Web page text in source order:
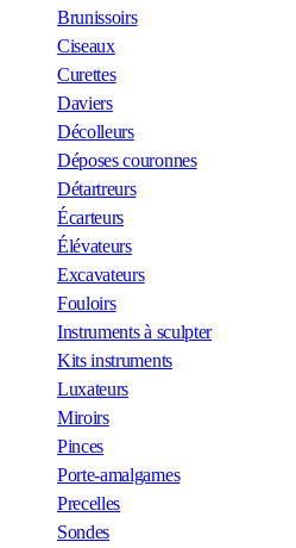
Brunissoirs
Ciseaux
Curettes
Daviers
Décolleurs
Déposes couronnes
Détartreurs
Écarteurs
Élévateurs
Excavateurs
Fouloirs
Instruments à sculpter
Kits instruments
Luxateurs
Miroirs
Pinces
Porte-amalgames
Precelles
Sondes